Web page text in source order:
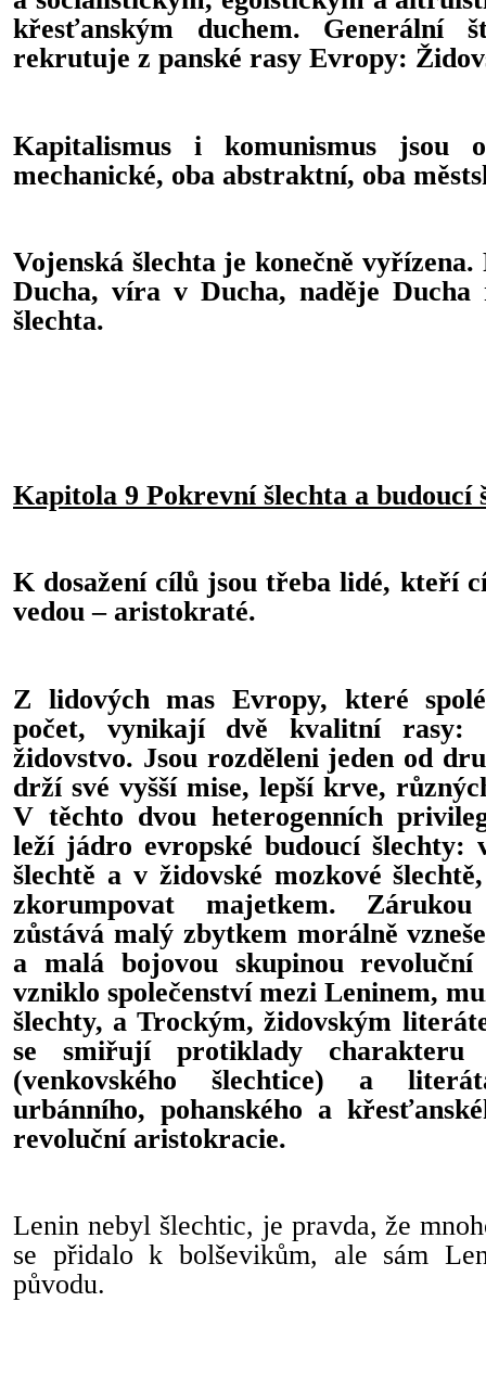
křesťanským duchem. Generální
rekrutuje z panské rasy Evropy:
Kapitalismus i komunismus jsou
mechanické, oba abstraktní, oba
Vojenská šlechta je konečně vyřízena.
Ducha, víra v Ducha, naděje
šlechta.
Kapitola 9 Pokrevní šlechta a budoucí
K dosažení cílů jsou třeba lidé, kteří
vedou – aristokraté.
Z lidových mas Evropy, které
počet, vynikají dvě kvalitní rasy:
židovstvo. Jsou rozděleni jeden od
drží své vyšší mise, lepší krve,
V těchto dvou heterogenních
leží jádro evropské budoucí šlechty:
šlechtě a v židovské mozkové
zkorumpovat majetkem.
zůstává malý zbytkem morálně
a malá bojovou skupinou
vzniklo společenství mezi Leninem,
šlechty, a Trockým, židovským
se smiřují protiklady
(venkovského šlechtice) a
urbánního, pohanského a
revoluční aristokracie.
Lenin nebyl šlechtic, je pravda, že
se přidalo k bolševikům, ale sám
původu.